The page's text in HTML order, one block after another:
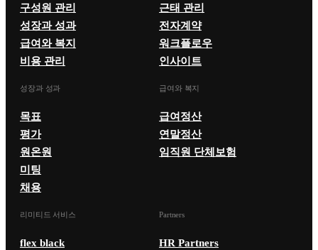
구성원 관리
성장과 성과
급여와 복지
비용 관리
근태 관리
전자계약
워크플로우
인사이트
성장과 성과
목표
평가
원온원
미팅
채용
급여와 복지
급여정산
연말정산
임직원 단체보험
리미티드 서비스
flex black
Partners
HR Partners